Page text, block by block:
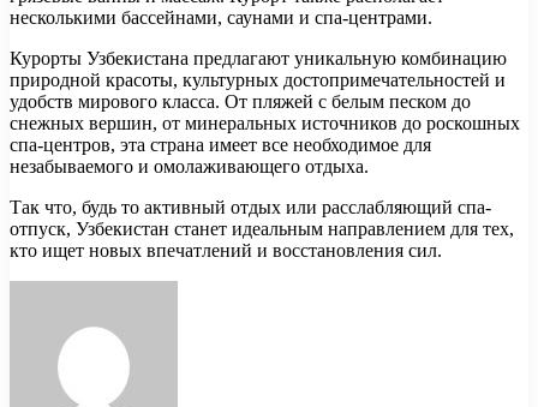
несколькими бассейнами, саунами и спа-центрами.
Курорты Узбекистана предлагают уникальную комбинацию
природной красоты, культурных достопримечательностей и
удобств мирового класса. От пляжей с белым песком до
снежных вершин, от минеральных источников до роскошных
спа-центров, эта страна имеет все необходимое для
незабываемого и омолаживающего отдыха.
Так что, будь то активный отдых или расслабляющий спа-
отпуск, Узбекистан станет идеальным направлением для тех,
кто ищет новых впечатлений и восстановления сил.